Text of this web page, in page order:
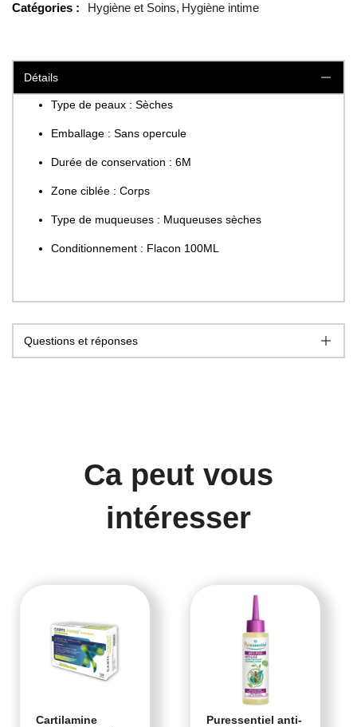
Catégories :
Hygiène et Soins Hygiène intime
Détails
Type de peaux : Sèches
Emballage : Sans opercule
Durée de conservation : 6M
Zone ciblée : Corps
Type de muqueuses : Muqueuses sèches
Conditionnement : Flacon 100ML
Questions et réponses
Ca peut vous
intéresser
Cartilamine
Puressentiel anti-